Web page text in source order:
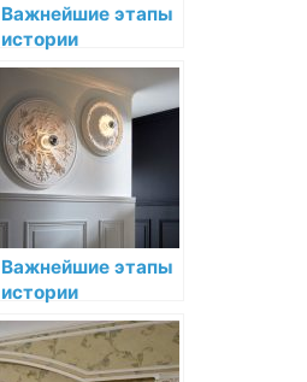
Важнейшие этапы
истории
декоративной
Важнейшие этапы
истории
декоративной
лепнины